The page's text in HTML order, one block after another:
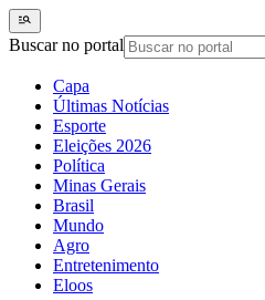
Buscar no portal
Capa
Últimas Notícias
Esporte
Eleições 2026
Política
Minas Gerais
Brasil
Mundo
Agro
Entretenimento
Eloos